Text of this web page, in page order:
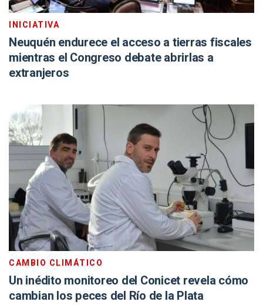
INICIATIVA
Neuquén endurece el acceso a tierras fiscales
mientras el Congreso debate abrirlas a
extranjeros
CAMBIO CLIMÁTICO
Un inédito monitoreo del Conicet revela cómo
cambian los peces del Río de la Plata